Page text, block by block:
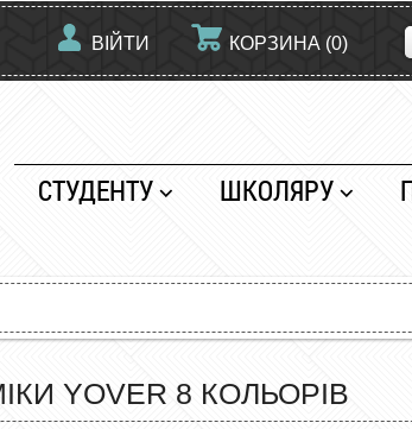
ВІЙТИ КОРЗИНА (0)
СТУДЕНТУ ШКОЛЯРУ
YOVER 8 КОЛЬОРІВ